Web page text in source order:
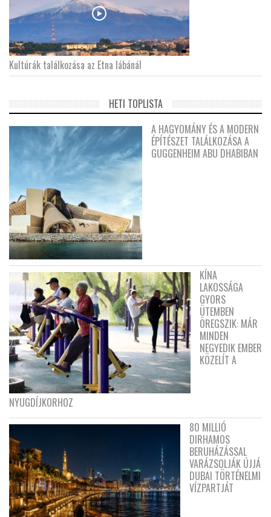
Kultúrák találkozása az Etna lábánál
HETI TOPLISTA
A HAGYOMÁNY ÉS A MODERN
ÉPÍTÉSZET TALÁLKOZÁSA A
GUGGENHEIM ABU DHABIBAN
KÍNA
LAKOSSÁGA
GYORS
ÜTEMBEN
ÖREGSZIK: MÁR
MINDEN
NEGYEDIK EMBER
KÖZELÍT A
NYUGDÍJKORHOZ
80 MILLIÓ
DIRHAMOS
BERUHÁZÁSSAL
VARÁZSOLJÁK ÚJJÁ
DUBAI TÖRTÉNELMI
VÍZPARTJÁT